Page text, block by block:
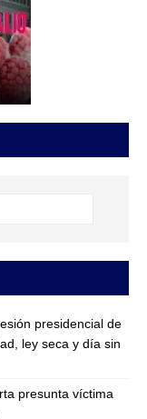
presidencial de
ley seca y día sin
presunta víctima